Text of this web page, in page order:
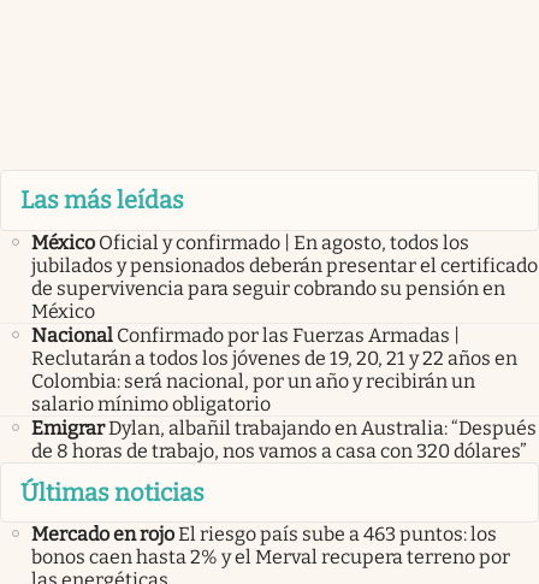
Las más leídas
México Oficial y confirmado | En agosto, todos los
jubilados y pensionados deberán presentar el certificado
de supervivencia para seguir cobrando su pensión en
México
Nacional Confirmado por las Fuerzas Armadas |
Reclutarán a todos los jóvenes de 19, 20, 21 y 22 años en
Colombia: será nacional, por un año y recibirán un
salario mínimo obligatorio
EmigrarDylan, albañil trabajando en Australia: “Después
de 8 horas de trabajo, nos vamos a casa con 320 dólares”
Últimas noticias
Mercado en rojoEl riesgo país sube a 463 puntos: los
bonos caen hasta 2% y el Merval recupera terreno por